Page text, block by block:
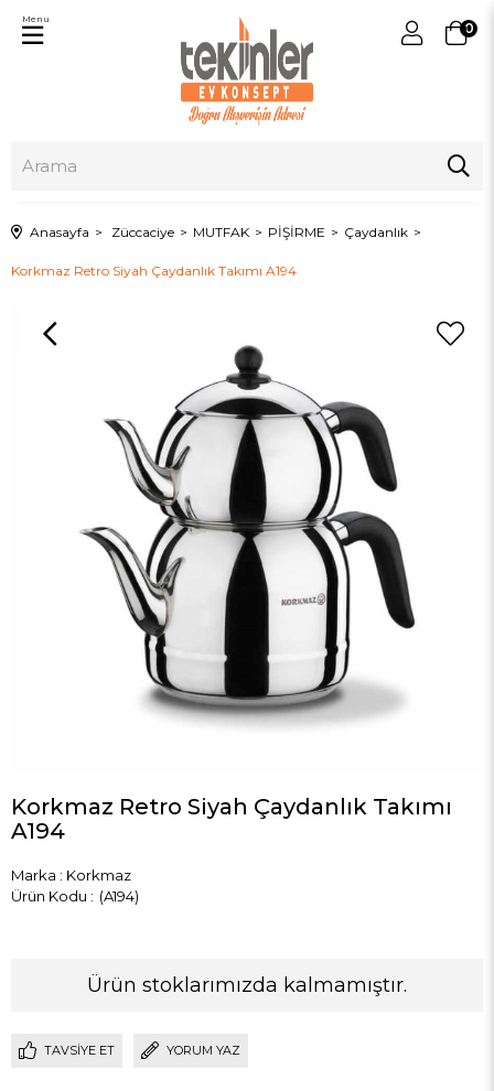
0
Menu
Anasayfa Züccaciye MUTFAK PİŞİRME Çaydanlık
Korkmaz Retro Siyah Çaydanlık Takımı A194
Korkmaz Retro Siyah Çaydanlık Takımı
A194
Marka : Korkmaz
(A194)
Ürün stoklarımızda kalmamıştır.
TAVSIYE ET YORUM YAZ